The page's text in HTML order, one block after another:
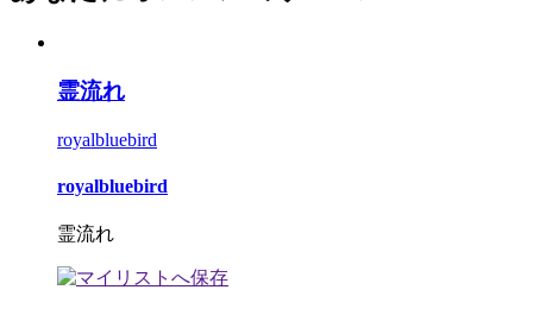
霊流れ
royalbluebird
royalbluebird
霊流れ